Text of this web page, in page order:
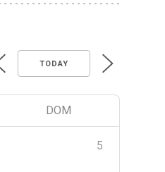
TODAY
DOM
5